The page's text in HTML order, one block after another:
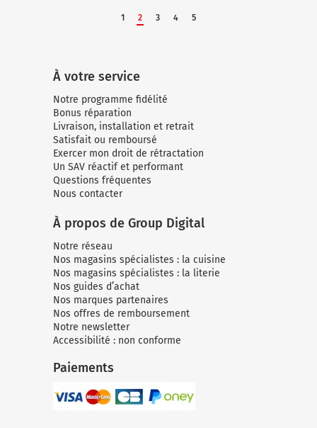
1 2 3 4 5
À votre service
Notre programme fidélité
Bonus réparation
Livraison, installation et retrait
Satisfait ou remboursé
Exercer mon droit de rétractation
Un SAV réactif et performant
Questions fréquentes
Nous contacter
À propos de Group Digital
Notre réseau
Nos magasins spécialistes : la cuisine
Nos magasins spécialistes : la literie
Nos guides d’achat
Nos marques partenaires
Nos offres de remboursement
Notre newsletter
Accessibilité : non conforme
Paiements